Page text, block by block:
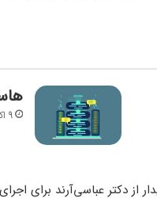
9 اکتبر 2022
از دکتر عباسی‌آرند برای